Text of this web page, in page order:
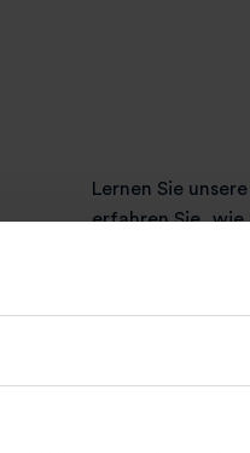
Lernen Sie
erfahren Sie,
Beschaffung